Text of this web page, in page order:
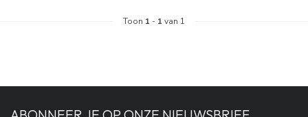
Toon 1 - 1 van 1